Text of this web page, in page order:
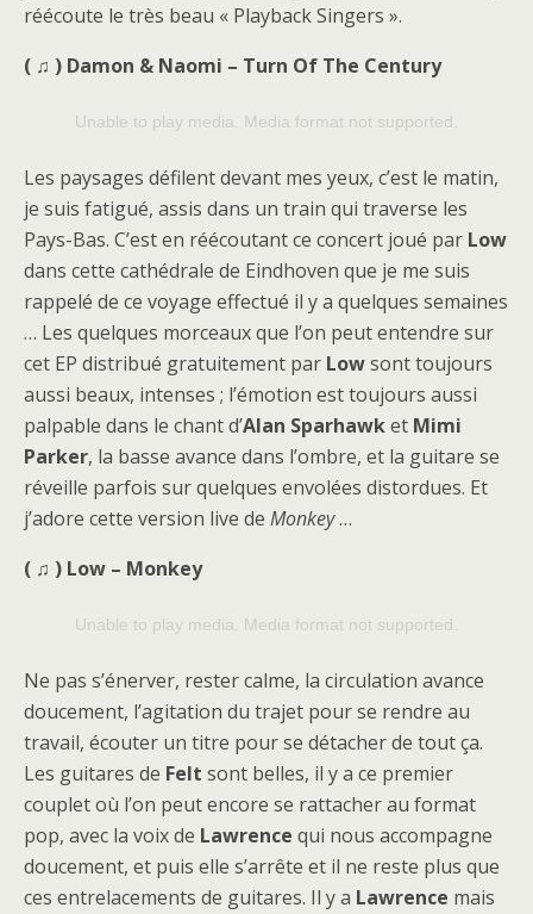
réécoute le très beau « Playback Singers ».
( ♫ ) Damon & Naomi – Turn Of The Century
Unable to play media. Media format not supported.
Les paysages défilent devant mes yeux, c’est le matin,
je suis fatigué, assis dans un train qui traverse les
Pays-Bas. C’est en réécoutant ce concert joué par Low
dans cette cathédrale de Eindhoven que je me suis
rappelé de ce voyage effectué il y a quelques semaines
… Les quelques morceaux que l’on peut entendre sur
cet EP distribué gratuitement par Lowsont toujours
aussi beaux, intenses ; l’émotion est toujours aussi
palpable dans le chant d’Alan Sparhawket Mimi
Parker, la basse avance dans l’ombre, et la guitare se
réveille parfois sur quelques envolées distordues. Et
j’adore cette version live de Monkey…
( ♫ ) Low – Monkey
Unable to play media. Media format not supported.
Ne pas s’énerver, rester calme, la circulation avance
doucement, l’agitation du trajet pour se rendre au
travail, écouter un titre pour se détacher de tout ça.
Les guitares de Felt sont belles, il y a ce premier
couplet où l’on peut encore se rattacher au format
pop, avec la voix de Lawrence qui nous accompagne
doucement, et puis elle s’arrête et il ne reste plus que
ces entrelacements de guitares. Il y a Lawrence mais